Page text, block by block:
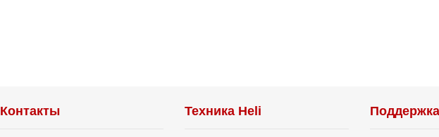
Контакты Техника Heli